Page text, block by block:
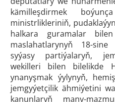
kämilleşdirmek
ministrlikleriniň,
halkara guramalar
maslahatlarynyň 18-
syýasy partiýalaryň,
wekilleri bilen bilelikde
ynanyşmak ýylynyň,
jemgyýetçilik ähmiýetini
kanunlaryň many-